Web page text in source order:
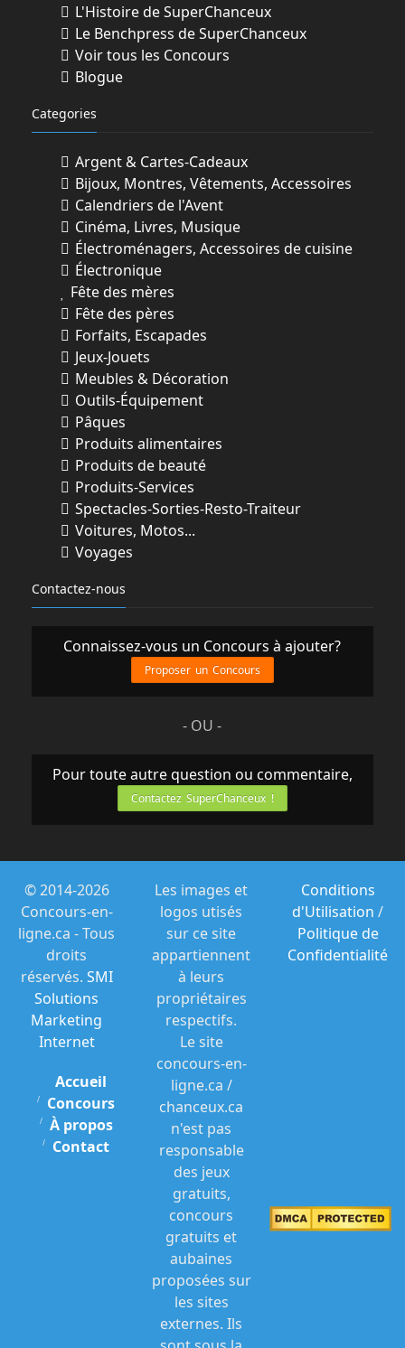
L'Histoire de SuperChanceux
Le Benchpress de SuperChanceux
Voir tous les Concours
Blogue
Categories
Argent & Cartes-Cadeaux
Bijoux, Montres, Vêtements, Accessoires
Calendriers de l'Avent
Cinéma, Livres, Musique
Électroménagers, Accessoires de cuisine
Électronique
Fête des mères
Fête des pères
Forfaits, Escapades
Jeux-Jouets
Meubles & Décoration
Outils-Équipement
Pâques
Produits alimentaires
Produits de beauté
Produits-Services
Spectacles-Sorties-Resto-Traiteur
Voitures, Motos...
Voyages
Contactez-nous
Connaissez-vous un Concours à ajouter?
Proposer un Concours
- OU -
Pour toute autre question ou commentaire,
Contactez SuperChanceux !
© 2014-2026
Concours-en-
ligne.ca - Tous
droits
réservés. SMI
Solutions
Marketing
Internet
Accueil
Concours
À propos
Contact
Les images et
logos utisés
sur ce site
appartiennent
à leurs
propriétaires
respectifs.
Le site
concours-en-
ligne.ca /
chanceux.ca
n'est pas
responsable
des jeux
gratuits,
concours
gratuits et
aubaines
proposées sur
les sites
externes. Ils
Conditions
d'Utilisation /
Politique de
Confidentialité